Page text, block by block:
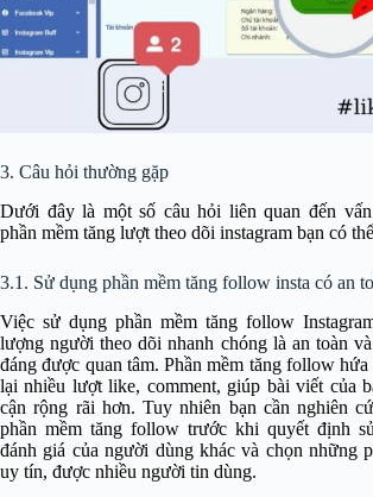
3. Câu hỏi thường gặp
Dưới đây là một số câu hỏi liên quan đến
phần mềm tăng lượt theo dõi instagram bạn có
3.1. Sử dụng phần mềm tăng follow insta có an
Việc sử dụng phần mềm tăng follow
lượng người theo dõi nhanh chóng là an toàn
đáng được quan tâm. Phần mềm tăng follow hứa
lại nhiều lượt like, comment, giúp bài viết của
cận rộng rãi hơn. Tuy nhiên bạn cần nghiên
phần mềm tăng follow trước khi quyết định
đánh giá của người dùng khác và chọn những
uy tín, được nhiều người tin dùng.